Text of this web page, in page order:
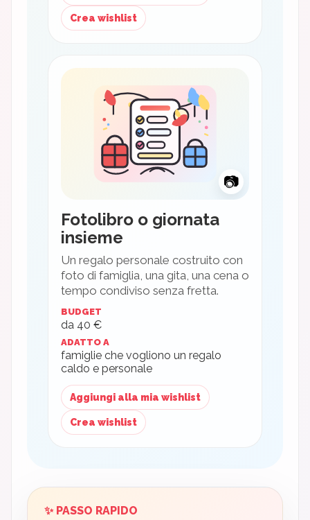
Crea wishlist
📷
Fotolibro o giornata
insieme
Un regalo personale costruito con
foto di famiglia, una gita, una cena o
tempo condiviso senza fretta.
BUDGET
da 40 €
ADATTO A
famiglie che vogliono un regalo
caldo e personale
Aggiungi alla mia wishlist
Crea wishlist
✨ PASSO RAPIDO